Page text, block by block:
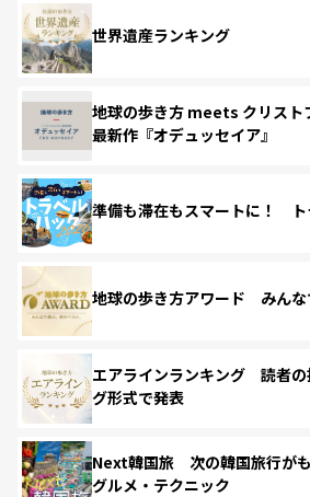
世界遺産ランキング
地球の歩き方 meets クリスト
最新作『オデュッセイア』
準備も滞在もスマートに！ ト
地球の歩き方アワード みんな
エアラインランキング 読者の
グ形式で発表
Next韓国旅 次の韓国旅行がも
グルメ・テクニック